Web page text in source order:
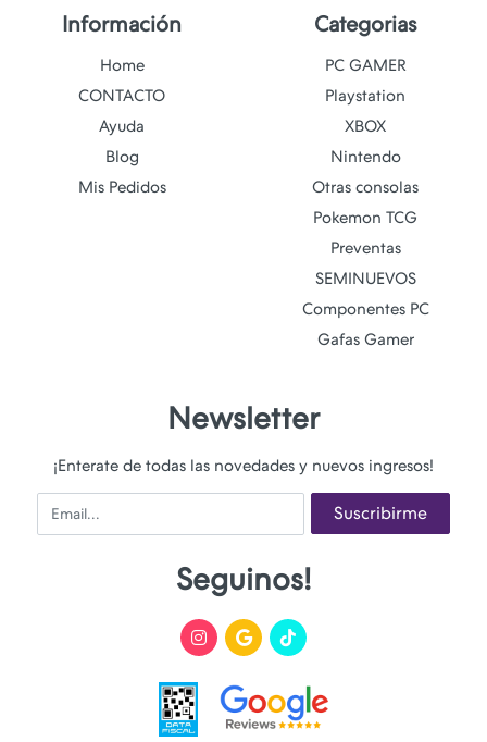
Información
Home
CONTACTO
Ayuda
Blog
Mis Pedidos
Categorias
PC GAMER
Playstation
XBOX
Nintendo
Otras consolas
Pokemon TCG
Preventas
SEMINUEVOS
Componentes PC
Gafas Gamer
Newsletter
¡Enterate de todas las novedades y nuevos ingresos!
Email Suscribirme
Seguinos!